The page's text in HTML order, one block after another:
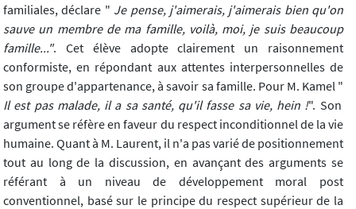
familiales, déclare " Je pense, j'aimerais, j'aimerais bien qu'on
sauve un membre de ma famille, voilà, moi, je suis beaucoup
famille...". Cet élève adopte clairement un raisonnement
conformiste, en répondant aux attentes interpersonnelles de
son groupe d'appartenance, à savoir sa famille. Pour M. Kamel "
Il est pas malade, il a sa santé, qu'il fasse sa vie, hein !". Son
argument se réfère en faveur du respect inconditionnel de la vie
humaine. Quant à M. Laurent, il n'a pas varié de positionnement
tout au long de la discussion, en avançant des arguments se
référant à un niveau de développement moral post
conventionnel, basé sur le principe du respect supérieur de la